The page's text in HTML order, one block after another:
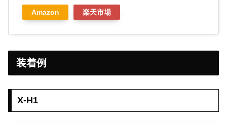
Amazon 楽天市場
装着例
X-H1